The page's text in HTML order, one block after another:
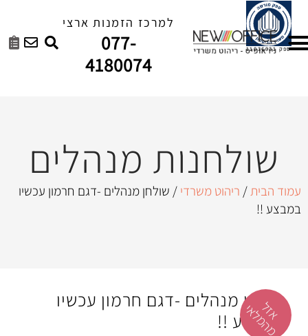
למרכז הזמנות ארצי
077-
מנהלים
משרדי/ שולחן מנהלים -דגם חרמון עכשיו
-דגם חרמון עכשיו